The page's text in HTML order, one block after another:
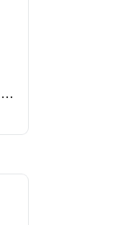
Skidglasögon, Anti-imsystem, UV-skydd, Hjälmkompatibel, Vuxen